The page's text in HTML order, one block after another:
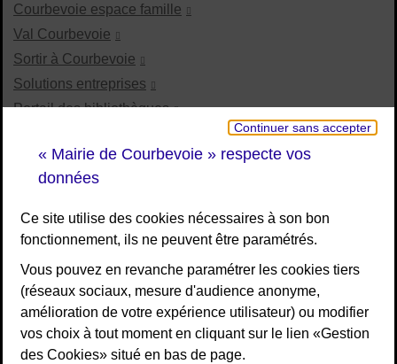
Continuer sans accepter
« Mairie de Courbevoie » respecte vos
données
Ce site utilise des cookies nécessaires à son bon
fonctionnement, ils ne peuvent être paramétrés.
Vous pouvez en revanche paramétrer les cookies tiers
(réseaux sociaux, mesure d'audience anonyme,
amélioration de votre expérience utilisateur) ou modifier
vos choix à tout moment en cliquant sur le lien «Gestion
des Cookies» situé en bas de page.
Courbevoie espace famille
Val Courbevoie
Sortir à Courbevoie
Solutions entreprises
Portail des bibliothèques
Je participe Courbevoie
Associations
Newsletter
Flux RSS